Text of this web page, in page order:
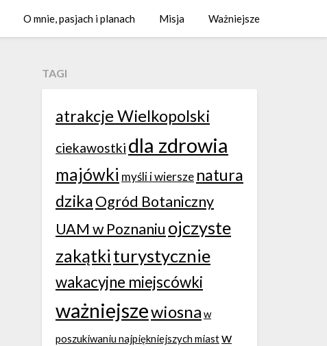
O mnie, pasjach i planach Misja Ważniejsze
TAGI
atrakcje Wielkopolski
ciekawostki dla zdrowia
majówki myśli i wiersze natura
dzikaOgród Botaniczny
UAM w Poznaniu ojczyste
zakątki turystycznie
wakacyjne miejscówki
ważniejszewiosna w
poszukiwaniu najpiękniejszych miastw